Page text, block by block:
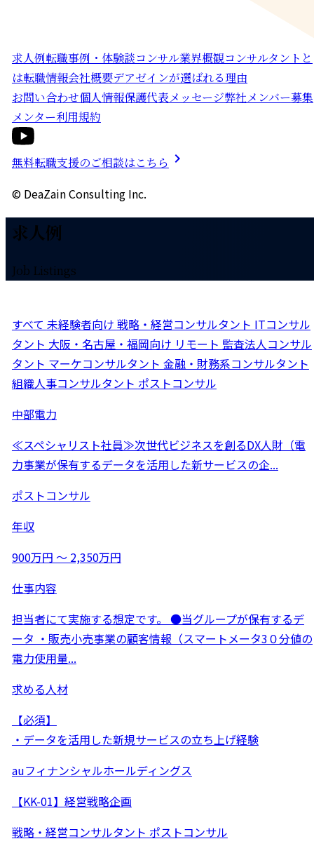
求人例転職事例・体験談コンサル業界概観コンサルタントと
は転職情報会社概要デアゼインが選ばれる理由
お問い合わせ個人情報保護代表メッセージ弊社メンバー募集
メンター利用規約
無料転職支援のご相談はこちら chevron_right
© DeaZain Consulting Inc.
求人例
Job Listings
すべて 未経験者向け 戦略・経営コンサルタント ITコンサル
タント 大阪・名古屋・福岡向け リモート 監査法人コンサル
タント マーケコンサルタント 金融・財務系コンサルタント
組織人事コンサルタント ポストコンサル
中部電力
≪スペシャリスト社員≫次世代ビジネスを創るDX人財（電
力事業が保有するデータを活用した新サービスの企...
ポストコンサル
年収
900万円 〜 2,350万円
仕事内容
担当者にて実施する想定です。 ●当グループが保有するデ
ータ ・販売小売事業の顧客情報（スマートメータ3０分値の
電力使用量...
求める人材
【必須】
・データを活用した新規サービスの立ち上げ経験
auフィナンシャルホールディングス
【KK-01】経営戦略企画
戦略・経営コンサルタント ポストコンサル